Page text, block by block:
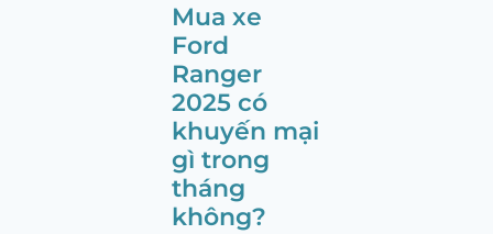
Mua xe
Ford
Ranger
2025 có
khuyến mại
gì trong
tháng
không?